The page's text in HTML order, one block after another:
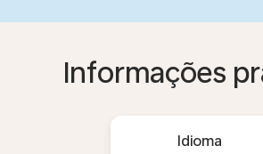
Informações
Idioma